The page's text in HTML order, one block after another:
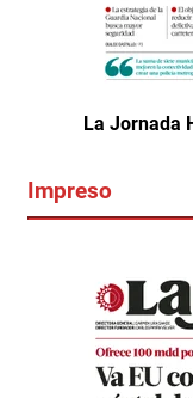
La Jornada
Impreso